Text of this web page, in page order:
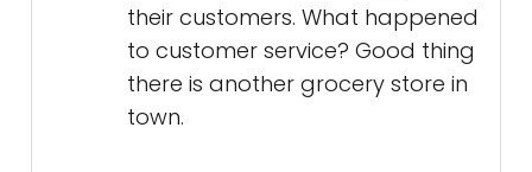
their customers. What happened
to customer service? Good thing
there is another grocery store in
town.